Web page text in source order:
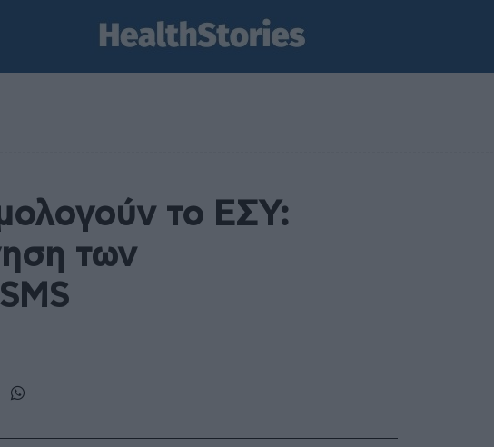
το ΕΣΥ:
των